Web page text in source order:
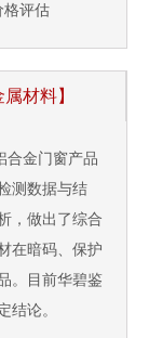
格评估
材料】
合金门窗产品
测数据与结
，做出了综合
在暗码、保护
。目前华碧鉴
结论。